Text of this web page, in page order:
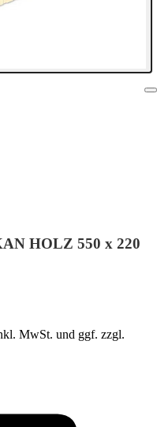
HOLZ 550 x 220
MwSt. und ggf. zzgl.